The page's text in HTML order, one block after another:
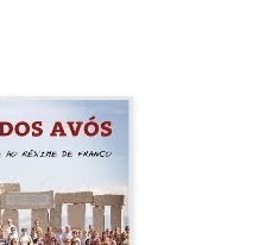
Nos fusilaron
mal